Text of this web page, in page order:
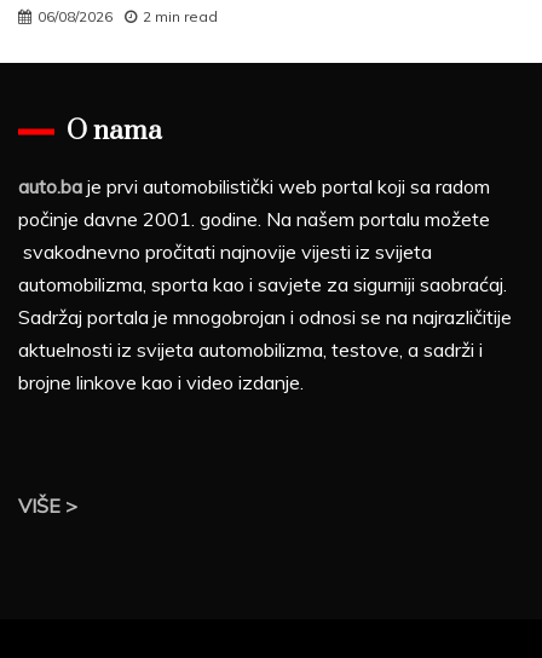
06/08/2026 2 min read
O nama
auto.ba je prvi automobilistički web portal koji sa radom
počinje davne 2001. godine. Na našem portalu možete
svakodnevno pročitati najnovije vijesti iz svijeta
automobilizma, sporta kao i savjete za sigurniji saobraćaj.
Sadržaj portala je mnogobrojan i odnosi se na najrazličitije
aktuelnosti iz svijeta automobilizma, testove, a sadrži i
brojne linkove kao i video izdanje.
VIŠE >